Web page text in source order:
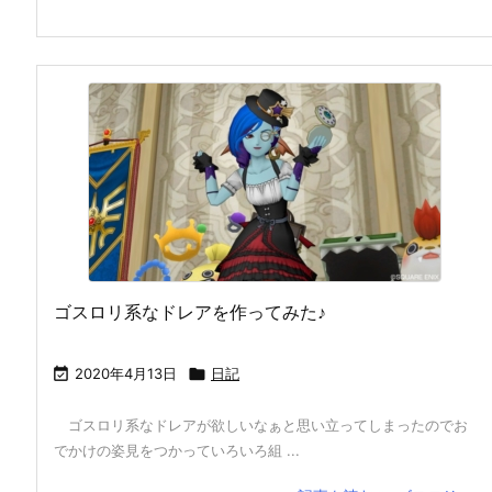
ゴスロリ系なドレアを作ってみた♪
 2020年4月13日  日記
ゴスロリ系なドレアが欲しいなぁと思い立ってしまったのでお
でかけの姿見をつかっていろいろ組 ...